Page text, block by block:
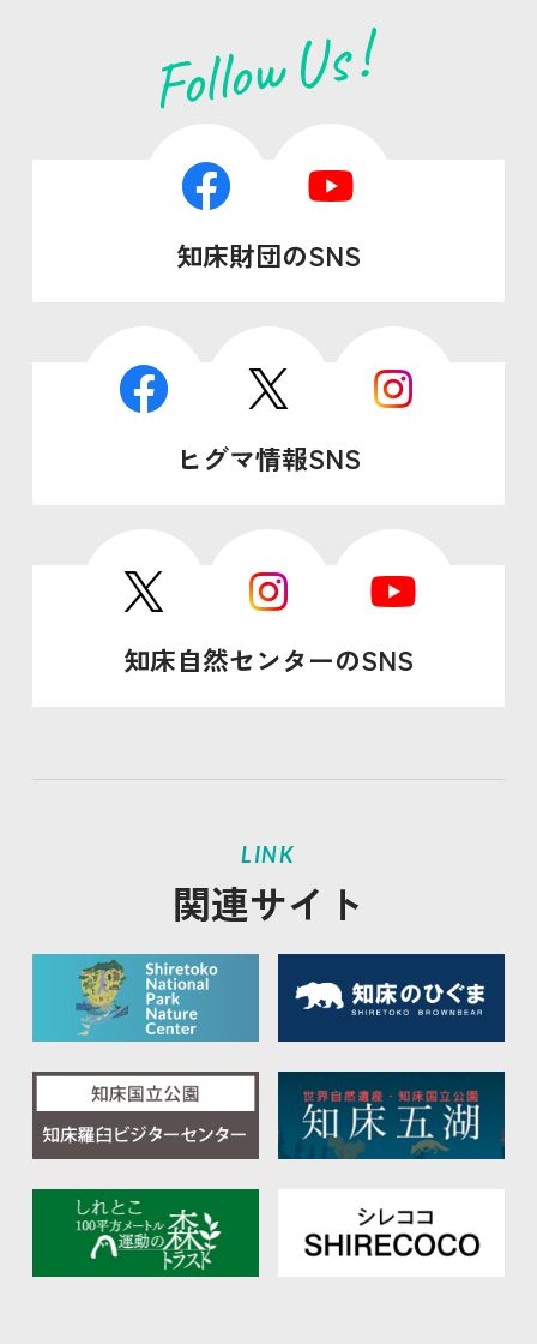
知床財団のSNS
ヒグマ情報SNS
知床自然センターのSNS